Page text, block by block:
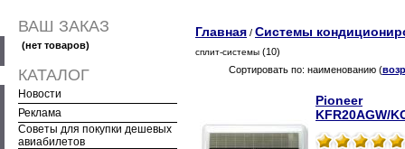
ВАШ ЗАКАЗ
(нет товаров)
КАТАЛОГ
Новости
Реклама
Советы для покупки дешевых
авиабилетов
Главная / Системы
сплит-системы (10)
Сортировать по: наименованию (возр
Pioneer
KFR20AGW/